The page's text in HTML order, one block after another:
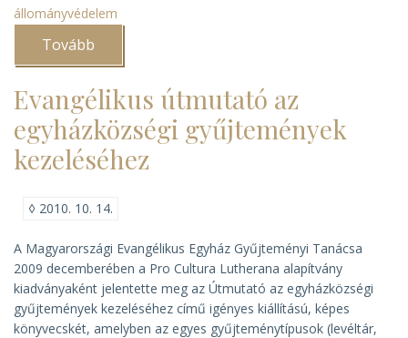
állományvédelem
Tovább
kesztyű
nélkül?)
Evangélikus útmutató az
egyházközségi gyűjtemények
kezeléséhez
◊ 2010. 10. 14.
A Magyarországi Evangélikus Egyház Gyűjteményi Tanácsa
2009 decemberében a Pro Cultura Lutherana alapítvány
kiadványaként jelentette meg az Útmutató az egyházközségi
gyűjtemények kezeléséhez című igényes kiállítású, képes
könyvecskét, amelyben az egyes gyűjteménytípusok (levéltár,